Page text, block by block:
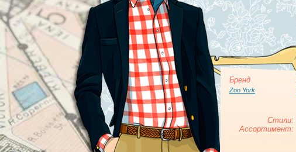
Бренд
Zoo York
Стили:
Ассортимент: